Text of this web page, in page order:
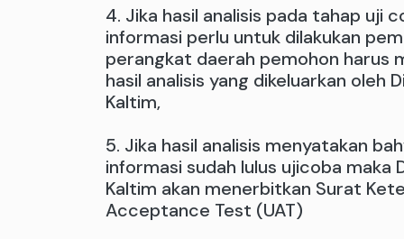
4. Jika hasil analisis pada tahap uji
informasi perlu untuk dilakukan
perangkat daerah pemohon harus
hasil analisis yang dikeluarkan oleh
Kaltim,
5. Jika hasil analisis menyatakan
informasi sudah lulus ujicoba maka
Kaltim akan menerbitkan Surat
Acceptance Test (UAT)